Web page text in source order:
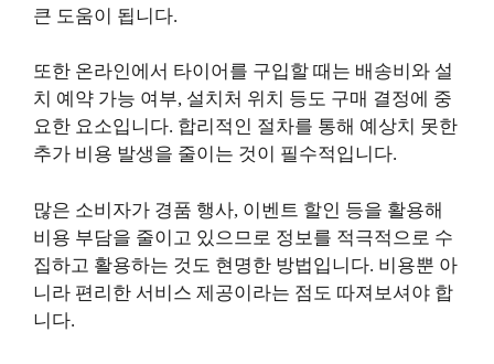
큰 도움이 됩니다.
또한 온라인에서 타이어를 구입할 때는 배송비와 설
치 예약 가능 여부, 설치처 위치 등도 구매 결정에 중
요한 요소입니다. 합리적인 절차를 통해 예상치 못한
추가 비용 발생을 줄이는 것이 필수적입니다.
많은 소비자가 경품 행사, 이벤트 할인 등을 활용해
비용 부담을 줄이고 있으므로 정보를 적극적으로 수
집하고 활용하는 것도 현명한 방법입니다. 비용뿐 아
니라 편리한 서비스 제공이라는 점도 따져보셔야 합
니다.